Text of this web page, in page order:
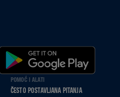
POMOĆ I ALATI
ČESTO POSTAVLJANA PITANJA